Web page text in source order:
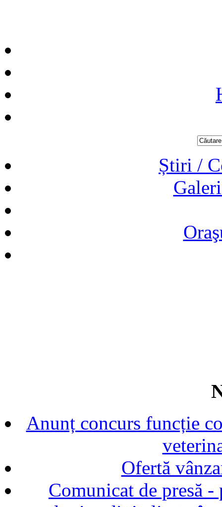
Știri /
Anunț concurs funcție
Ofertă
Comunicat de presă